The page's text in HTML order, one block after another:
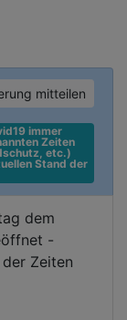
mitteilen
immer
Zeiten
etc.)
Stand der
dem
-
Zeiten